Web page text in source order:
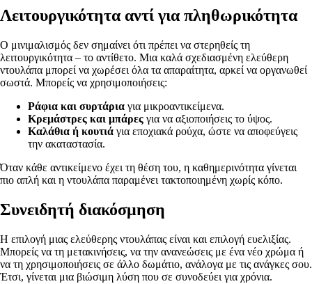
Λειτουργικότητα αντί για πληθωρικότητα
Ο μινιμαλισμός δεν σημαίνει ότι πρέπει να στερηθείς τη
λειτουργικότητα – το αντίθετο. Μια καλά σχεδιασμένη ελεύθερη
ντουλάπα μπορεί να χωρέσει όλα τα απαραίτητα, αρκεί να οργανωθεί
σωστά. Μπορείς να χρησιμοποιήσεις:
Ράφια και συρτάρια για μικροαντικείμενα.
Κρεμάστρες και μπάρες για να αξιοποιήσεις το ύψος.
Καλάθια ή κουτιά για εποχιακά ρούχα, ώστε να αποφεύγεις
την ακαταστασία.
Όταν κάθε αντικείμενο έχει τη θέση του, η καθημερινότητα γίνεται
πιο απλή και η ντουλάπα παραμένει τακτοποιημένη χωρίς κόπο.
Συνειδητή διακόσμηση
Η επιλογή μιας ελεύθερης ντουλάπας είναι και επιλογή ευελιξίας.
Μπορείς να τη μετακινήσεις, να την ανανεώσεις με ένα νέο χρώμα ή
να τη χρησιμοποιήσεις σε άλλο δωμάτιο, ανάλογα με τις ανάγκες σου.
Έτσι, γίνεται μια βιώσιμη λύση που σε συνοδεύει για χρόνια.